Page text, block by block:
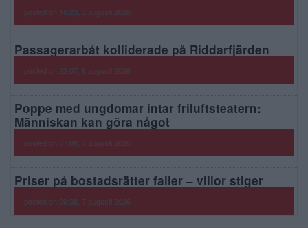
posted on 16:23, 3 augusti 2026
Passagerarbåt kolliderade på Riddarfjärden
posted on 22:07, 8 augusti 2026
Poppe med ungdomar intar friluftsteatern:
Människan kan göra något
posted on 07:08, 7 augusti 2026
Priser på bostadsrätter faller – villor stiger
posted on 09:38, 7 augusti 2026